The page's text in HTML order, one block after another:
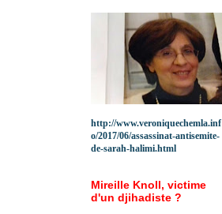
http://www.veroniquechemla.inf
o/2017/06/assassinat-antisemite-
de-sarah-halimi.html
Mireille Knoll, victime
d'un djihadiste ?